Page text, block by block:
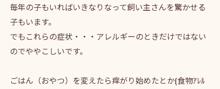
毎年の子もいればいきなりなって飼い主さんを驚かせる
子もいます。
でもこれらの症状・・・アレルギーのときだけではない
のでややこしいです。
ごはん（おやつ）を変えたら痒がり始めたとか(食物ｱﾚﾙ